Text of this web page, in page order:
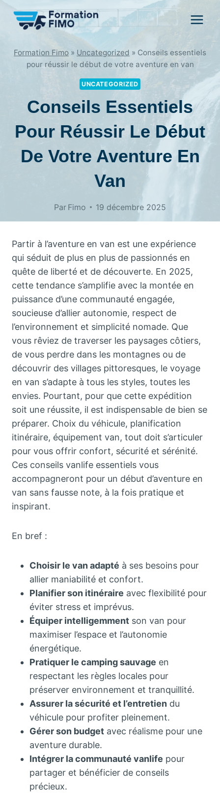
Formation Fimo » Uncategorized » Conseils essentiels
pour réussir le début de votre aventure en van
UNCATEGORIZED
Conseils Essentiels
Pour Réussir Le Début
De Votre Aventure En
Van
Par Fimo 19 décembre 2025
Partir à l’aventure en van est une expérience
qui séduit de plus en plus de passionnés en
quête de liberté et de découverte. En 2025,
cette tendance s’amplifie avec la montée en
puissance d’une communauté engagée,
soucieuse d’allier autonomie, respect de
l’environnement et simplicité nomade. Que
vous rêviez de traverser les paysages côtiers,
de vous perdre dans les montagnes ou de
découvrir des villages pittoresques, le voyage
en van s’adapte à tous les styles, toutes les
envies. Pourtant, pour que cette expédition
soit une réussite, il est indispensable de bien se
préparer. Choix du véhicule, planification
itinéraire, équipement van, tout doit s’articuler
pour vous offrir confort, sécurité et sérénité.
Ces conseils vanlife essentiels vous
accompagneront pour un début d’aventure en
van sans fausse note, à la fois pratique et
inspirant.
En bref :
Choisir le van adapté à ses besoins pour
allier maniabilité et confort.
Planifier son itinéraire avec flexibilité pour
éviter stress et imprévus.
Équiper intelligemment son van pour
maximiser l’espace et l’autonomie
énergétique.
Pratiquer le camping sauvage en
respectant les règles locales pour
préserver environnement et tranquillité.
Assurer la sécurité et l’entretien du
véhicule pour profiter pleinement.
Gérer son budget avec réalisme pour une
aventure durable.
Intégrer la communauté vanlife pour
partager et bénéficier de conseils
précieux.